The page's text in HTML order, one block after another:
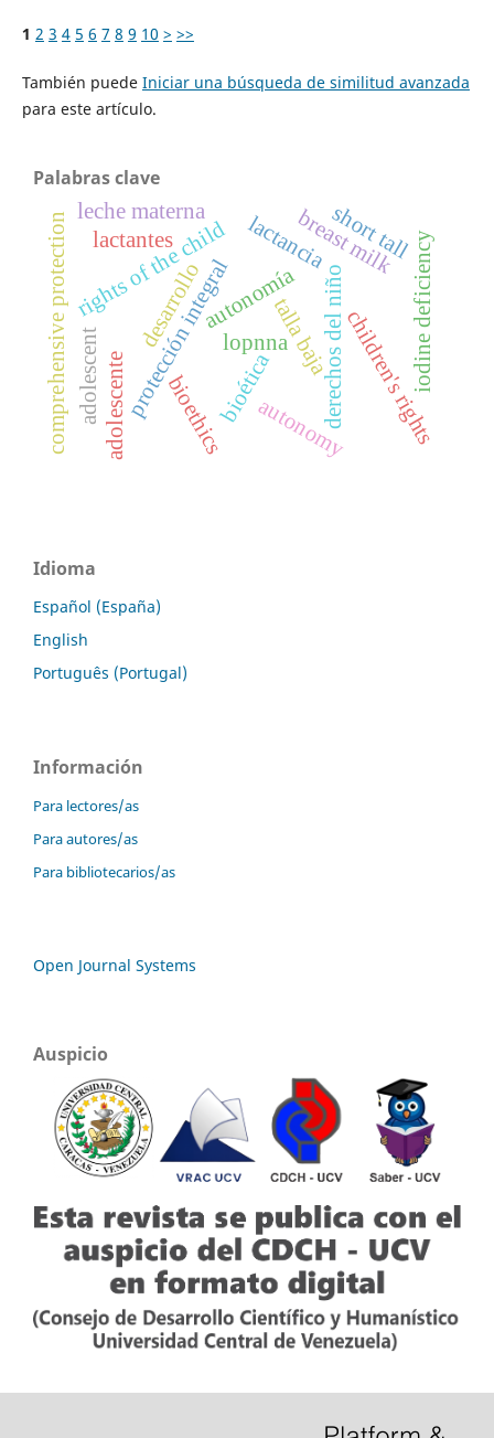
1 2 3 4 5 6 7 8 9 10 > >>
También puede Iniciar una búsqueda de similitud avanzada
para este artículo.
Palabras clave
bioética
autonomía derechos del niño
protección integral
adolescente bioethics autonomy
rights of the child
comprehensive protectionadolescent lopnna children's rights
lactancia
leche materna
iodine deficiency
b
r
e
a
s
t
m
i
l
k
talla baja
short tall
lactantes
desarrollo
Idioma
Español (España)
English
Português (Portugal)
Información
Para lectores/as
Para autores/as
Para bibliotecarios/as
Open Journal Systems
Auspicio